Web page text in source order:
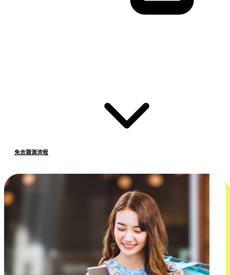
免去猜測流程